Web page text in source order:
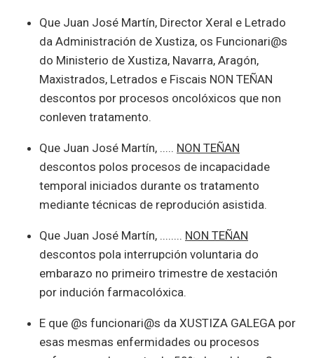
Que Juan José Martín, Director Xeral e Letrado
da Administración de Xustiza, os Funcionari@s
do Ministerio de Xustiza, Navarra, Aragón,
Maxistrados, Letrados e Fiscais NON TEÑAN
descontos por procesos oncolóxicos que non
conleven tratamento.
Que Juan José Martín, ..... NON TEÑAN
descontos polos procesos de incapacidade
temporal iniciados durante os tratamento
mediante técnicas de reprodución asistida.
Que Juan José Martín, ........ NON TEÑAN
descontos pola interrupción voluntaria do
embarazo no primeiro trimestre de xestación
por indución farmacolóxica.
E que @s funcionari@s da XUSTIZA GALEGA por
esas mesmas enfermidades ou procesos